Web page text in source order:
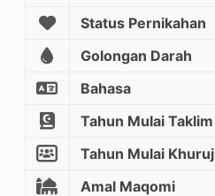
Status Pernikahan
Golongan Darah
Bahasa
Tahun Mulai Taklim
Tahun Mulai Khuruj
Amal Maqomi